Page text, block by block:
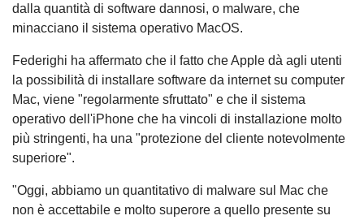
dalla quantità di software dannosi, o malware, che
minacciano il sistema operativo MacOS.
Federighi ha affermato che il fatto che Apple dà agli utenti
la possibilità di installare software da internet su computer
Mac, viene "regolarmente sfruttato" e che il sistema
operativo dell'iPhone che ha vincoli di installazione molto
più stringenti, ha una "protezione del cliente notevolmente
superiore".
"Oggi, abbiamo un quantitativo di malware sul Mac che
non è accettabile e molto superore a quello presente su